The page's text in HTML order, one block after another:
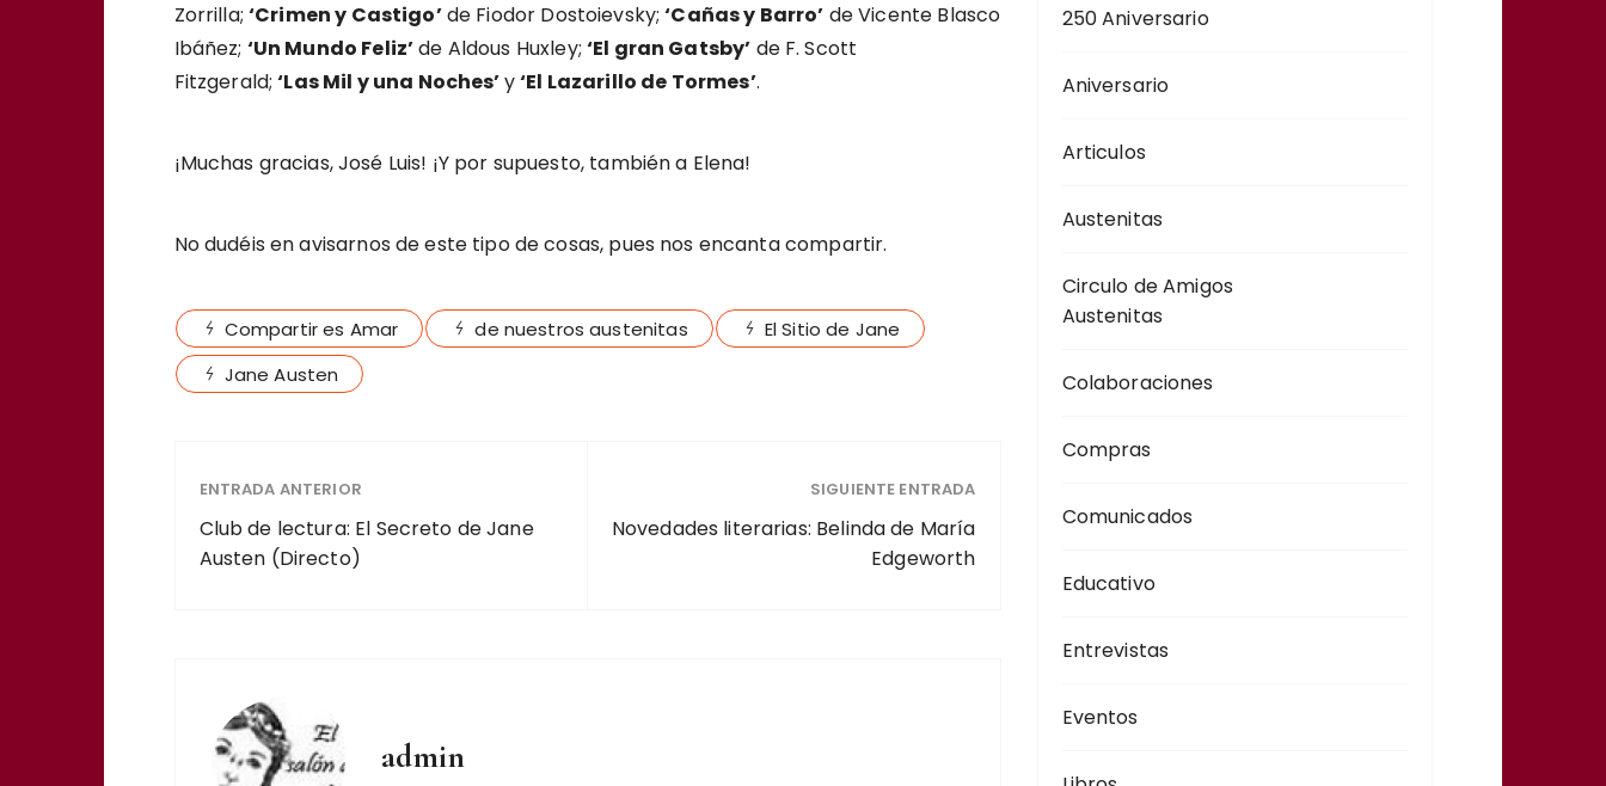
Zorrilla;‘Crimen y Castigo’de Fiodor Dostoievsky;‘Cañas y Barro’ de Vicente Blasco
Ibáñez; ‘Un Mundo Feliz’de Aldous Huxley; ‘El gran Gatsby’ de F. Scott
Fitzgerald;‘Las Mil y una Noches’y‘El Lazarillo de Tormes’.
¡Muchas gracias, José Luis! ¡Y por supuesto, también a Elena!
No dudéis en avisarnos de este tipo de cosas, pues nos encanta compartir.
Compartir es Amar de nuestros austenitas
El Sitio de Jane
Jane Austen
ENTRADA ANTERIOR
Club de lectura: El Secreto de Jane
Austen (Directo)
SIGUIENTE ENTRADA
Novedades literarias: Belinda de María
Edgeworth
admin
250 Aniversario
Aniversario
Articulos
Austenitas
Circulo de Amigos
Austenitas
Colaboraciones
Compras
Comunicados
Educativo
Entrevistas
Eventos